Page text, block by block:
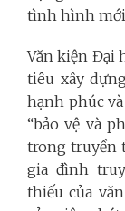
tình hình
Văn kiện Đại
tiêu xây
hạnh phúc
“bảo vệ và
trong truyền
gia đình
thiếu của